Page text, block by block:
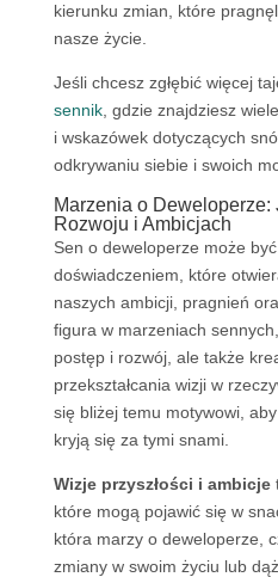
kierunku zmian, które
nasze życie.
Jeśli chcesz zgłębić więcej
sennik, gdzie znajdziesz
i wskazówek dotyczących
odkrywaniu siebie i swoich
Marzenia o
Rozwoju i Ambicjach
Sen o deweloperze może
doświadczeniem, które
naszych ambicji, pragnień
figura w marzeniach
postęp i rozwój, ale także
przekształcania wizji w
się bliżej temu motywowi,
kryją się za tymi snami.
Wizje przyszłości i ambicje
które mogą pojawić się w
która marzy o deweloperze,
zmiany w swoim życiu lub